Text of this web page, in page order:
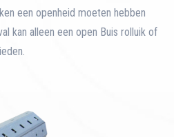
een openheid moeten hebben
kan alleen een open Buis rolluik of